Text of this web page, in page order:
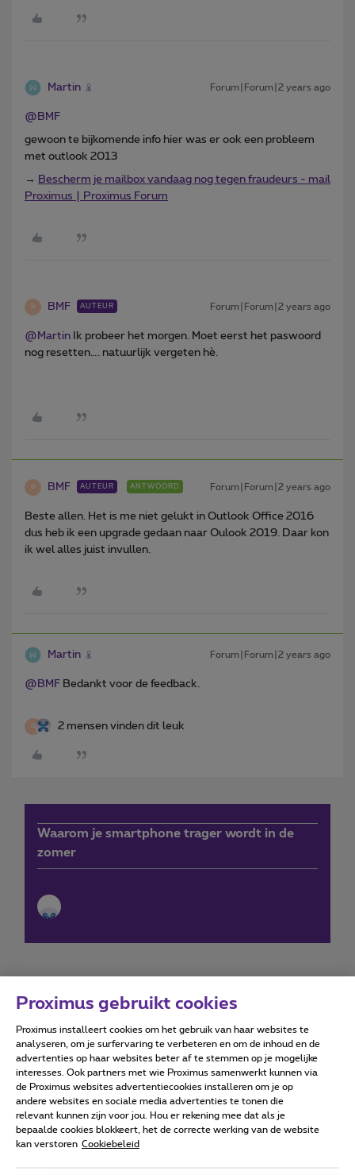
Martin Forum|Forum|2 years ago
@BMF
gewoon te bijkomende info hier was er ook een probleem
met outlook 2013
→ Bescherm je mailbox vandaag nog tegen fraudeurs - mail
Proximus | Proximus Forum
B BMF AUTEUR Forum|Forum|2 years ago
@Martin Ik probeer het morgen. Moet eerst het paswoord
nog resetten…. natuurlijk vergeten hè.
B BMF AUTEUR ANTWOORD Forum|Forum|2 years ago
Beste allen. Het is me niet gelukt in Outlook Office 2016
dus heb ik een upgrade gedaan naar Oulook 2019. Daar kon
ik wel alles juist invullen.
Martin Forum|Forum|2 years ago
@BMF Bedankt voor de feedback.
B 2 mensen vinden dit leuk
Waarom je smartphone trager wordt in de
zomer
Forumvoorwaarden Accessibility statement
Alle rechten voorbehouden. © Proximus
Algemene voorwaarden, consumenteninfo
Proximus gebruikt cookies
Proximus installeert cookies om het gebruik van haar websites te
analyseren, om je surfervaring te verbeteren en om de inhoud en de
advertenties op haar websites beter af te stemmen op je mogelijke
interesses. Ook partners met wie Proximus samenwerkt kunnen via
de Proximus websites advertentiecookies installeren om je op
andere websites en sociale media advertenties te tonen die
relevant kunnen zijn voor jou. Hou er rekening mee dat als je
bepaalde cookies blokkeert, het de correcte werking van de website
kan verstoren Cookiebeleid